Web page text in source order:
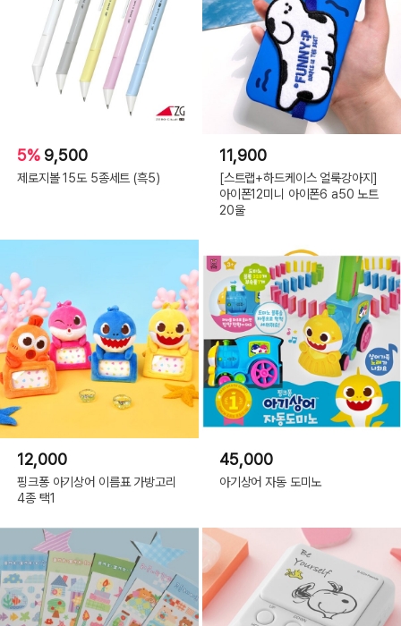
5% 9,500
제로지볼 15도 5종세트 (흑5)
11,900
[스트랩+하드케이스 얼룩강아지]
아이폰12미니 아이폰6 a50 노트
20울
12,000
핑크퐁 아기상어 이름표 가방고리
4종 택1
45,000
아기상어 자동 도미노